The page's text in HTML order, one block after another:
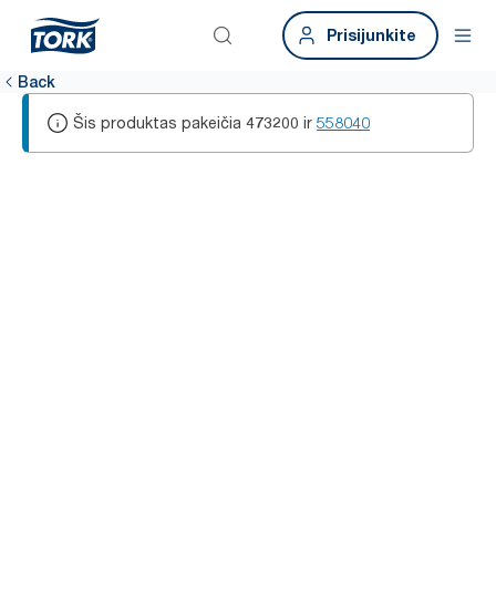
Prisijunkite
Back
Šis produktas pakeičia 473200 ir 558040